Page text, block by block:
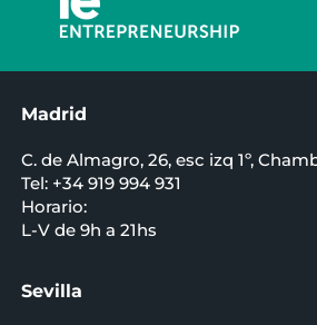
Madrid
C. de Almagro, 26, esc izq 1º,
Tel: +34 919 994 931
Horario:
L-V de 9h a 21hs
Sevilla